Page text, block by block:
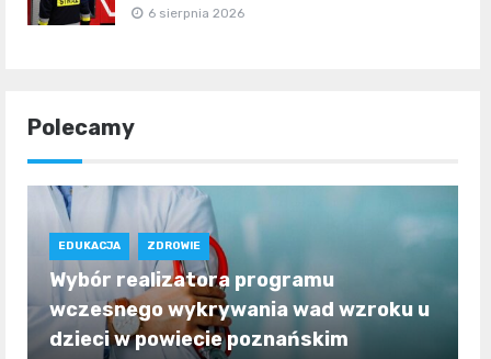
6 sierpnia 2026
Polecamy
EDUKACJA ZDROWIE
Wybór realizatora programu
wczesnego wykrywania wad wzroku u
dzieci w powiecie poznańskim